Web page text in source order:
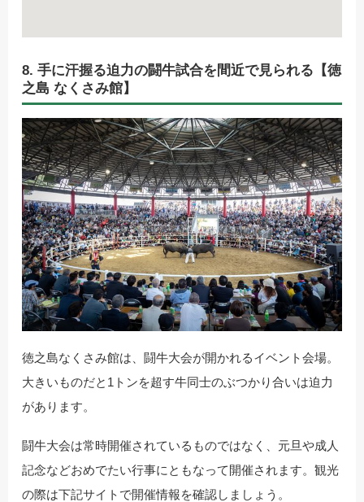
8. 手に汗握る迫力の闘牛試合を間近で見られる【徳
之島 なくさみ館】
徳之島なくさみ館は、闘牛大会が開かれるイベント会場。
大きいものだと1トンを超す牛同士のぶつかり合いは迫力
があります。
闘牛大会は常時開催されているものではなく、元旦や成人
記念などおめでたい行事にともなって開催されます。観光
の際は下記サイトで開催情報を確認しましょう。